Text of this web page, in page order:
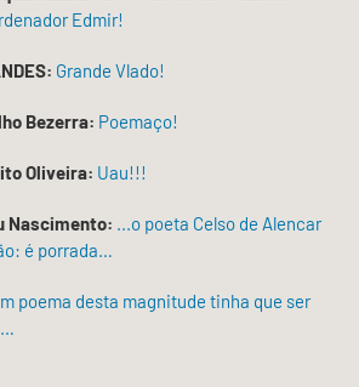
Edmir!
Grande Vlado!
Bezerra: Poemaço!
Oliveira: Uau!!!
Nascimento: ...o poeta Celso de Alencar
é porrada…
poema desta magnitude tinha que ser